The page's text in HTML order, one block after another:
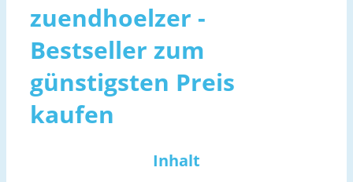
zuendhoelzer -
Bestseller zum
günstigsten Preis
kaufen
Inhalt